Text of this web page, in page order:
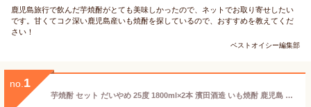
鹿児島旅行で飲んだ芋焼酎がとても美味しかったので、ネットでお取り寄せしたい
です。甘くてコク深い鹿児島産いも焼酎を探しているので、おすすめを教えてくだ
さい！
ベストオイシー編集部
no. 1
芋焼酎 セット だいやめ 25度 1800ml×2本 濱田酒造 いも焼酎 鹿児島 焼酎 酒 お酒 ギフト 一升瓶 お祝い 宅飲み 家飲み